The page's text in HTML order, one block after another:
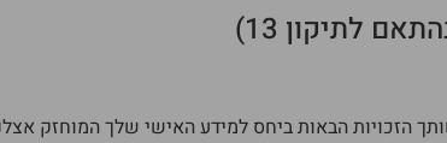
הזכויות הבאות ביחס למידע האישי שלך המוחזק